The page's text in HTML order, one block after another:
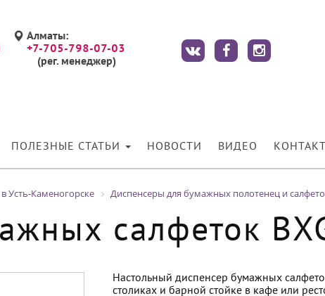
Алматы:
+7-705-798-07-03
(рег. менеджер)
ПОЛЕЗНЫЕ СТАТЬИ НОВОСТИ ВИДЕО
Усть-Каменогорске Диспенсеры для бумажных полотенец и
салфеток
Настольный диспенсер бумажных
столиках и барной стойке в кафе или